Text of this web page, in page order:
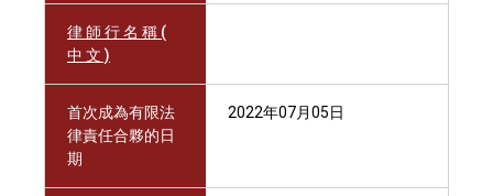
律 師 行 名 稱 (
中 文 )
首次成為有限法
律責任合夥的日
期
2022年07月05日